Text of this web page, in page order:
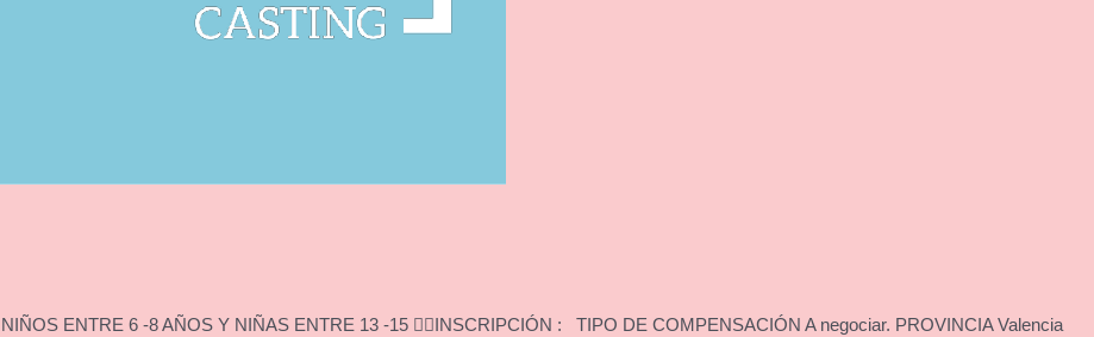
ENTRE 6 -8 AÑOS Y NIÑAS ENTRE 13 -15 👉🏻INSCRIPCIÓN : TIPO DE COMPENSACIÓN A negociar. PROVINCIA Valencia